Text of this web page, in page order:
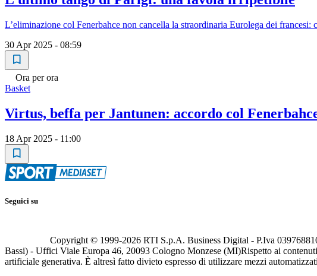
L’eliminazione col Fenerbahce non cancella la straordinaria Eurolega dei
30 Apr 2025 - 08:59
Ora per ora
Basket
Virtus, beffa per Jantunen: accordo col
18 Apr 2025 - 11:00
Seguici su
Copyright © 1999-2026 RTI S.p.A. Business Digital - P.Iva
Bassi) - Uffici Viale Europa 46, 20093 Cologno Monzese (MI)Rispetto ai
artificiale generativa. È altresì fatto divieto espresso di utilizzare mezzi